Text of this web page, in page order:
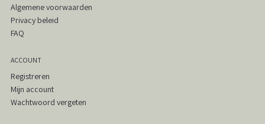
Algemene voorwaarden
Privacy beleid
FAQ
ACCOUNT
Registreren
Mijn account
Wachtwoord vergeten